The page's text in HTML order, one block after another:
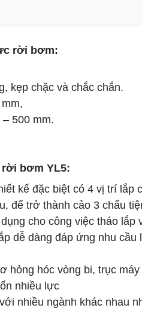
rời bơm:
kẹp chặc và chắc chắn.
500 mm.
bơm YL5:
kế đặc biệt có 4 vị trí lắp
để trở thành cảo 3 chấu
cho công việc tháo lắp
dễ dàng đáp ứng nhu
hỏng hóc vòng bi, trục
nhiều lực
nhiều ngành khác nhau